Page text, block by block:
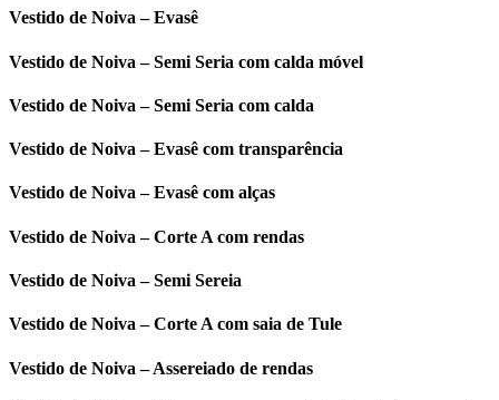
Vestido de Noiva – Evasê
Vestido de Noiva – Semi Seria com calda móvel
Vestido de Noiva – Semi Seria com calda
Vestido de Noiva – Evasê com transparência
Vestido de Noiva – Evasê com alças
Vestido de Noiva – Corte A com rendas
Vestido de Noiva – Semi Sereia
Vestido de Noiva – Corte A com saia de Tule
Vestido de Noiva – Assereiado de rendas